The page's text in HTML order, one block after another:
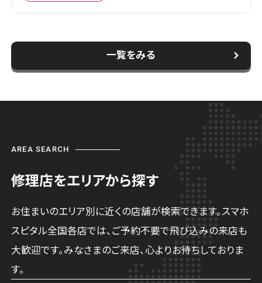
一覧をみる
AREA SEARCH
修理店をエリアから探す
お住まいのエリア別に近くの店舗が検索できます。スマホ
スピタル全国各店では、ご予約不要で飛び込みの来店も
大歓迎です。みなさまのご来店、心よりお待ちしておりま
す。